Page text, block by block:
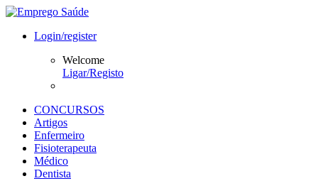
Login/register
Welcome
Ligar/Registo
CONCURSOS
Artigos
Enfermeiro
Fisioterapeuta
Médico
Dentista